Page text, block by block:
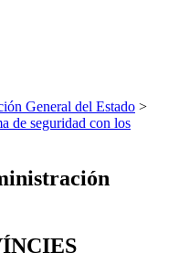
General del Estado >
de seguridad con los